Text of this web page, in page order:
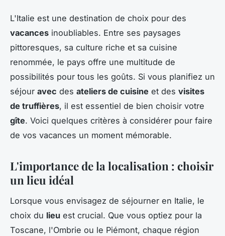
L'Italie est une destination de choix pour des
vacances inoubliables. Entre ses paysages
pittoresques, sa culture riche et sa cuisine
renommée, le pays offre une multitude de
possibilités pour tous les goûts. Si vous planifiez un
séjour avec des ateliers de cuisine et des visites
de truffières, il est essentiel de bien choisir votre
gîte. Voici quelques critères à considérer pour faire
de vos vacances un moment mémorable.
L'importance de la localisation : choisir
un lieu idéal
Lorsque vous envisagez de séjourner en Italie, le
choix du lieu est crucial. Que vous optiez pour la
Toscane, l'Ombrie ou le Piémont, chaque région